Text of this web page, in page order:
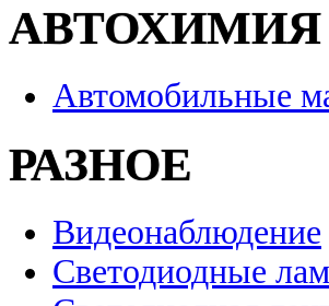
АВТОХИМИЯ
Автомобильные
РАЗНОЕ
Видеонаблюдение
Светодиодные